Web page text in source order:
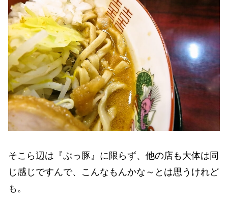
そこら辺は『ぶっ豚』に限らず、他の店も大体は同
じ感じですんで、こんなもんかな～とは思うけれど
も。